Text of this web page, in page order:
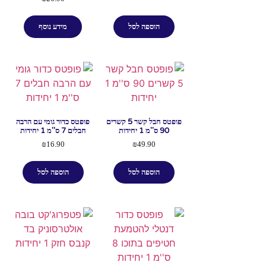
הוספה לסל מידע נוסף
פופטס חבל קשר 5 קשרים
90 ס''מ 1 יחידות
₪49.90
הוספה לסל
פופטס כדור גומי עם הרבה
חבלים 7 ס''מ 1 יחידות
₪16.90
הוספה לסל